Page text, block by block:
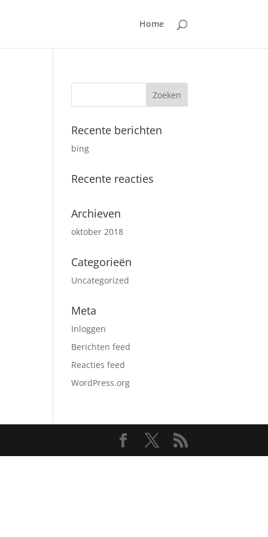
Home
Recente berichten
bing
Recente reacties
Archieven
oktober 2018
Categorieën
Uncategorized
Meta
Inloggen
Berichten feed
Reacties feed
WordPress.org